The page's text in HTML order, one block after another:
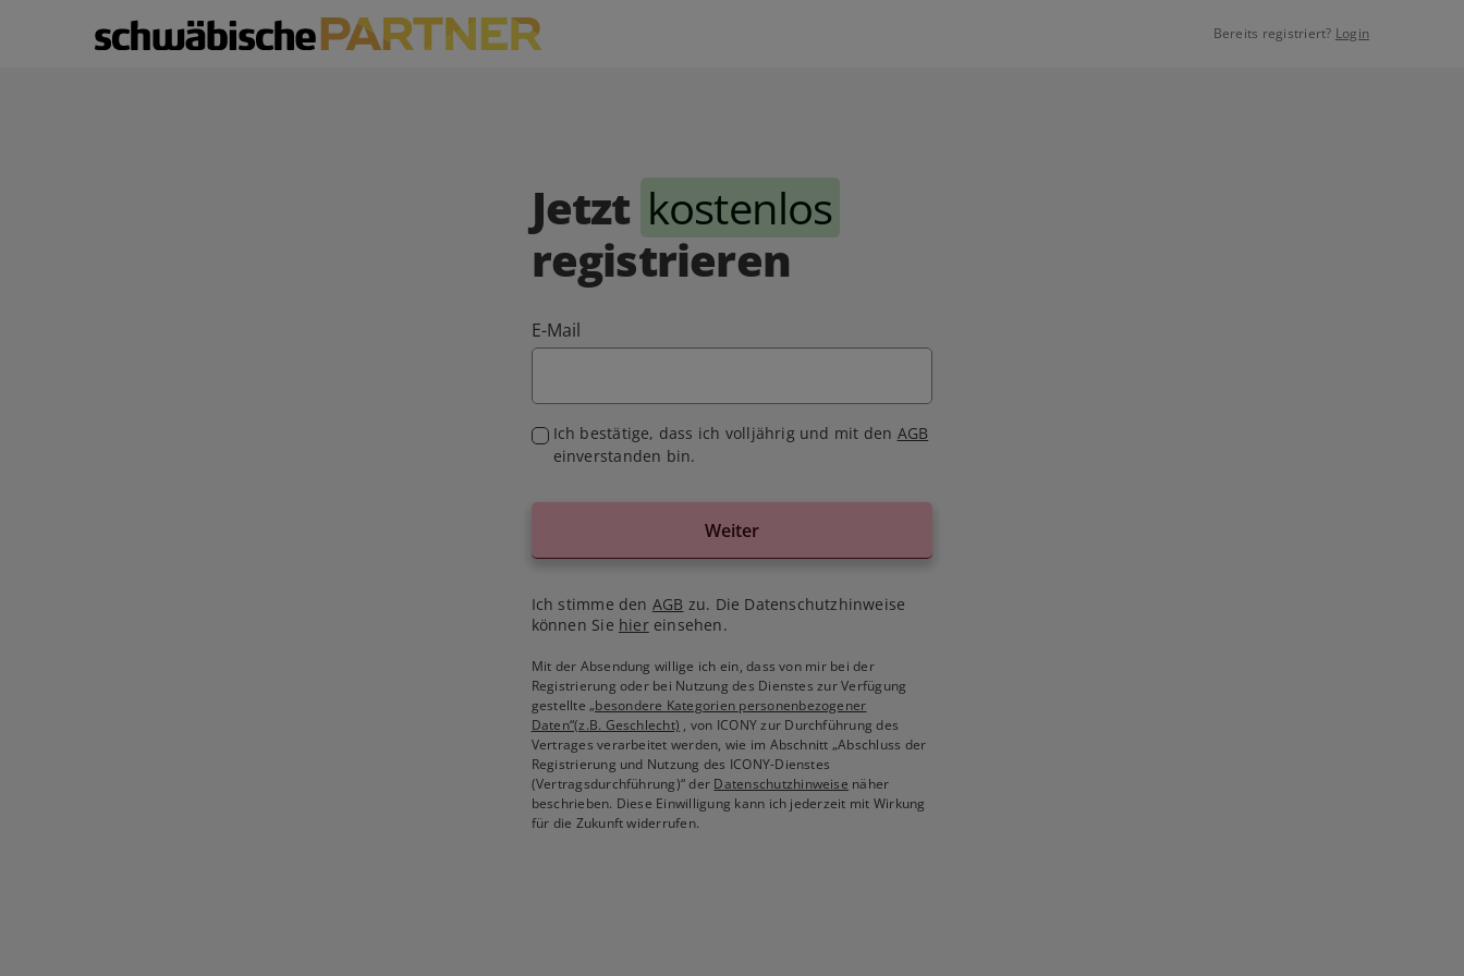
Bereits registriert? Login
Jetzt kostenlos
registrieren
E-Mail
Ich bestätige, dass ich volljährig und mit den AGB
einverstanden bin.
Weiter
Ich stimme den AGB zu. Die Datenschutzhinweise
können Sie hiereinsehen.
Mit der Absendung willige ich ein, dass von mir bei der
Registrierung oder bei Nutzung des Dienstes zur Verfügung
gestellte„besondere Kategorien personenbezogener
Daten“(z.B. Geschlecht) , von ICONY zur Durchführung des
Vertrages verarbeitet werden, wie im Abschnitt „Abschluss der
Registrierung und Nutzung des ICONY-Dienstes
(Vertragsdurchführung)“ der Datenschutzhinweise näher
beschrieben. Diese Einwilligung kann ich jederzeit mit Wirkung
für die Zukunft widerrufen.